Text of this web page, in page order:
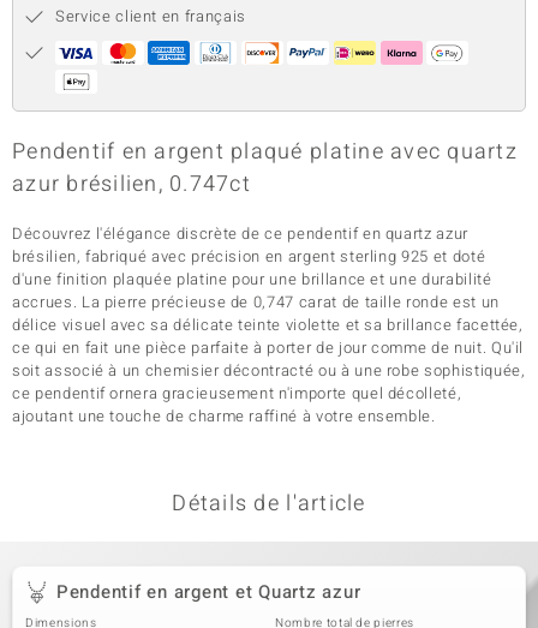
Service client en français
Pendentif en argent plaqué platine avec quartz
azur brésilien, 0.747ct
Découvrez l'élégance discrète de ce pendentif en quartz azur
brésilien, fabriqué avec précision en argent sterling 925 et doté
d'une finition plaquée platine pour une brillance et une durabilité
accrues. La pierre précieuse de 0,747 carat de taille ronde est un
délice visuel avec sa délicate teinte violette et sa brillance facettée,
ce qui en fait une pièce parfaite à porter de jour comme de nuit. Qu'il
soit associé à un chemisier décontracté ou à une robe sophistiquée,
ce pendentif ornera gracieusement n'importe quel décolleté,
ajoutant une touche de charme raffiné à votre ensemble.
Détails de l'article
Pendentif en argent et Quartz azur
Dimensions Nombre total de pierres